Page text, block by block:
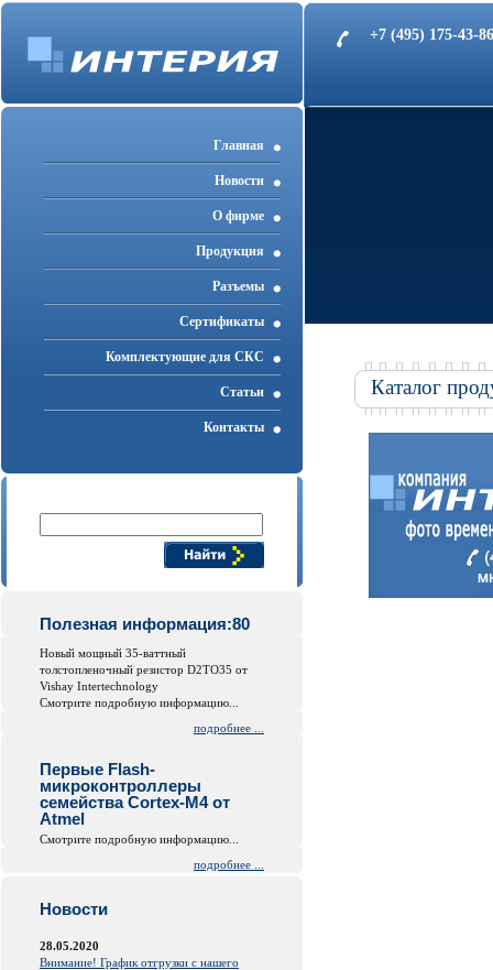
+7 (495) 175-43-
Главная
Новости
О фирме
Продукция
Разъемы
Cертификаты
Комплектующие для СКС
Статьи
Контакты
Полезная информация:80
Новый мощный 35-ваттный
толстопленочный резистор D2TO35 от
Vishay Intertechnology
Смотрите подробную информацию...
подробнее ...
Первые Flash-
микроконтроллеры
семейства Cortex-M4 от
Atmel
Смотрите подробную информацию...
подробнее ...
Новости
28.05.2020
Внимание! График отгрузки с нашего
Каталог